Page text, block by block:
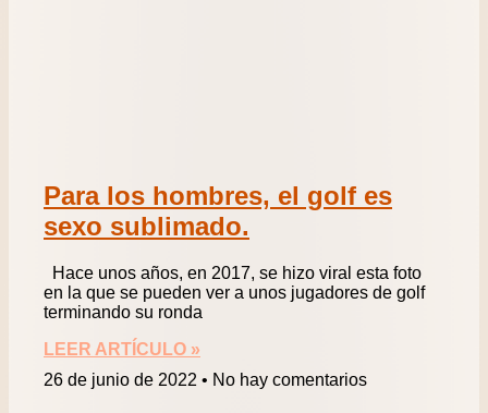
Para los hombres, el golf es
sexo sublimado.
Hace unos años, en 2017, se hizo viral esta foto
en la que se pueden ver a unos jugadores de golf
terminando su ronda
LEER ARTÍCULO »
26 de junio de 2022
No hay comentarios